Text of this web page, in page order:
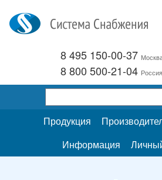
8 495 150-00-37
8 800 500-21-04 Россия
Продукция
Информация